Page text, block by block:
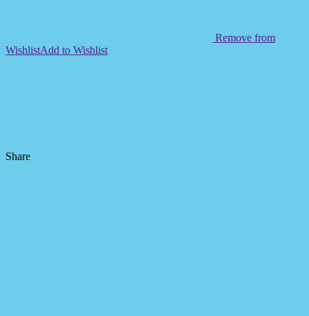
Remove from
WishlistAdd to Wishlist
Share